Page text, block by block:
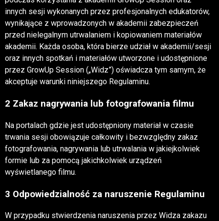
innych sesji wykonanych przez profesjonalnych edukatorów,
wynikające z wprowadzonych w akademii zabezpieczeń
przed nielegalnym utrwalaniem i kopiowaniem materiałów
akademii. Każda osoba, która bierze udział w akademii/sesji
oraz innych spotkań i materiałów utworzone i udostępnione
przez GrowUp Session („Widz”) oświadcza tym samym, że
akceptuje warunki niniejszego Regulaminu.
2 Zakaz nagrywania lub fotografowania filmu
Na portalach gdzie jest udostępniony materiał w czasie
trwania sesji obowiązuje całkowity i bezwzględny zakaz
fotografowania, nagrywania lub utrwalania w jakiejkolwiek
formie lub za pomocą jakichkolwiek urządzeń
wyświetlanego filmu.
3 Odpowiedzialność za naruszenie Regulaminu
W przypadku stwierdzenia naruszenia przez Widza zakazu